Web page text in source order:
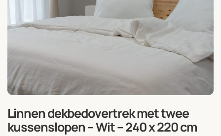
Linnen dekbedovertrek met twee
kussenslopen – Wit – 240 x 220 cm